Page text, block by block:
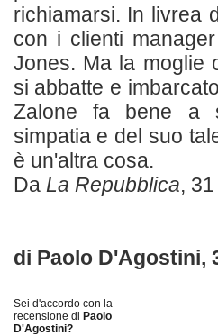
richiamarsi. In livrea
con i clienti
Jones. Ma la moglie
si abbatte e
Zalone fa bene a
simpatia e del suo
è un'altra cosa.
Da La Repubblica,
di Paolo D'Agostini,
Sei d'accordo con la
recensione di Paolo
D'Agostini?